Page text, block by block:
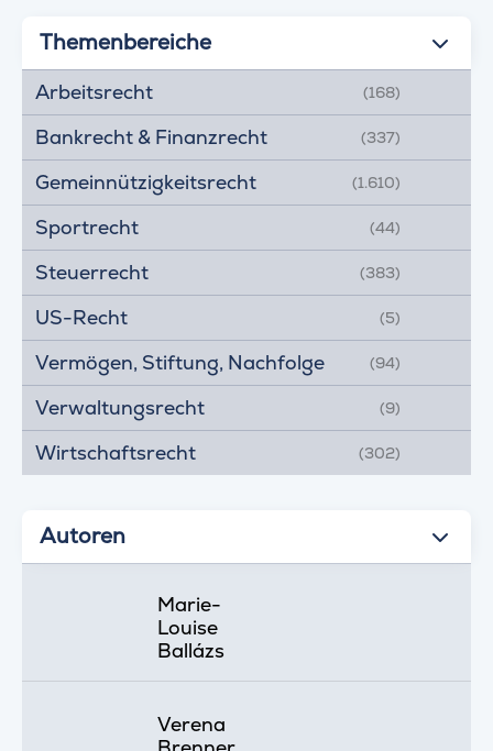
Themenbereiche
Arbeitsrecht (168)
Bankrecht & Finanzrecht (337)
Gemeinnützigkeitsrecht (1.610)
Sportrecht (44)
Steuerrecht (383)
US-Recht (5)
Vermögen, Stiftung, Nachfolge (94)
Verwaltungsrecht (9)
Wirtschaftsrecht (302)
Autoren
Marie-
Louise
Ballázs
Verena